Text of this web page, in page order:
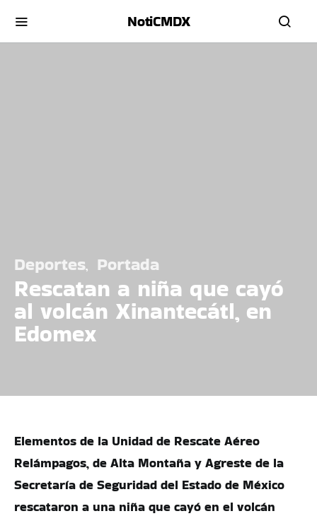
NotiCMDX
Deportes Portada
Rescatan a niña que cayó
al volcán Xinantecátl, en
Edomex
Elementos de la Unidad de Rescate Aéreo
Relámpagos, de Alta Montaña y Agreste de la
Secretaría de Seguridad del Estado de México
rescataron a una niña que cayó en el volcán